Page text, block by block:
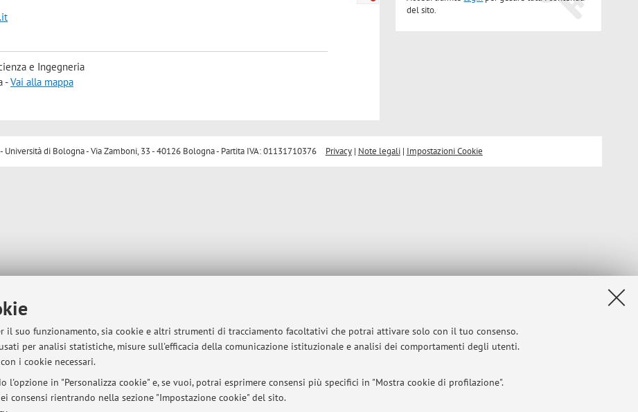
il suo funzionamento, sia cookie e altri strumenti di tracciamento facoltativi che potrai attivare solo con il tuo consenso.
per analisi statistiche, misure sull'efficacia della comunicazione istituzionale e analisi dei comportamenti degli utenti.
i cookie necessari.
in "Personalizza cookie" e, se vuoi, potrai esprimere consensi più specifici in "Mostra cookie di profilazione".
consensi rientrando nella sezione "Impostazione cookie" del sito.
e Ingegneria
-Vai alla mappa
del sito.
Università di Bologna - Via Zamboni, 33 - 40126 Bologna - Partita IVA: 01131710376 Privacy| Note legali| Impostazioni Cookie